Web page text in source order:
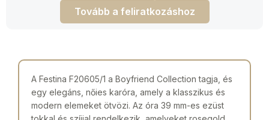
Tovább a feliratkozáshoz
A Festina F20605/1 a Boyfriend Collection tagja, és
egy elegáns, nőies karóra, amely a klasszikus és
modern elemeket ötvözi. Az óra 39 mm-es ezüst